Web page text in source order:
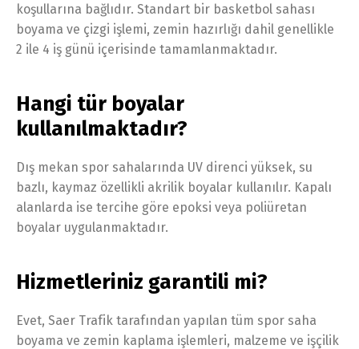
koşullarına bağlıdır. Standart bir basketbol sahası
boyama ve çizgi işlemi, zemin hazırlığı dahil genellikle
2 ile 4 iş günü içerisinde tamamlanmaktadır.
Hangi tür boyalar
kullanılmaktadır?
Dış mekan spor sahalarında UV direnci yüksek, su
bazlı, kaymaz özellikli akrilik boyalar kullanılır. Kapalı
alanlarda ise tercihe göre epoksi veya poliüretan
boyalar uygulanmaktadır.
Hizmetleriniz garantili mi?
Evet, Saer Trafik tarafından yapılan tüm spor saha
boyama ve zemin kaplama işlemleri, malzeme ve işçilik